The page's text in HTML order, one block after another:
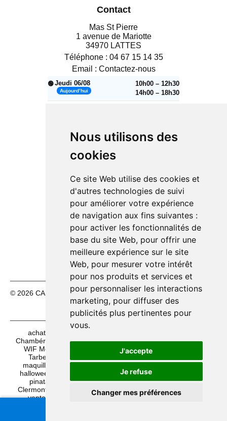
Nous utilisons des
cookies
Ce site Web utilise des cookies et
d'autres technologies de suivi
pour améliorer votre expérience
de navigation aux fins suivantes :
pour activer les fonctionnalités de
base du site Web, pour offrir une
meilleure expérience sur le site
Web, pour mesurer votre intérêt
pour nos produits et services et
pour personnaliser les interactions
marketing, pour diffuser des
publicités plus pertinentes pour
vous.
J'accepte
Je refuse
Changer mes préférences
Contact
Mas St Pierre
1 avenue de Mariotte
34970 LATTES
Téléphone : 04 67 15 14 35
Email : Contactez-nous
🟢Jeudi 06/08
Aujourd’hui
10h00 – 12h30
14h00 – 18h30
Samedi 08/08
10h00 – 12h30
14h00 – 18h30
Dimanche 09/08
14h00 – 18h30
Mardi 11/08
10h00 – 12h30
14h00 – 18h30
Mercredi 12/08
10h00 – 12h30
14h00 – 18h30
Jeudi 13/08
10h00 – 12h30
14h00 – 18h30
© 2026 CASH FÊTES. Tous droits réservés.
Mentions légales
|
CGV
achat mascottes à Dijon
Chambéry
acheter Foulards basques à Lattes
achat
WIF Montpel Carnival à Brest
achat Bérêt basque à
Tarbes
acheter maquillage à Clermont
maquillage à Saint-Jean-de-Védas
vente maquillage
halloween à Vichy
achat perruques à Lille
pinatas à Carnon
achat sacs de confettis 10kg à
Clermont
achat maquillage halloween à Villeurbanne
vente pinatas à Avignon
achat Foulards basques à